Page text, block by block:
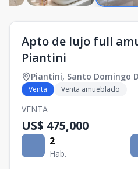
Apto de lujo full
Piantini
Piantini, Santo Domingo
Venta Venta amueblado
VENTA
US$ 475,000
2
Hab.